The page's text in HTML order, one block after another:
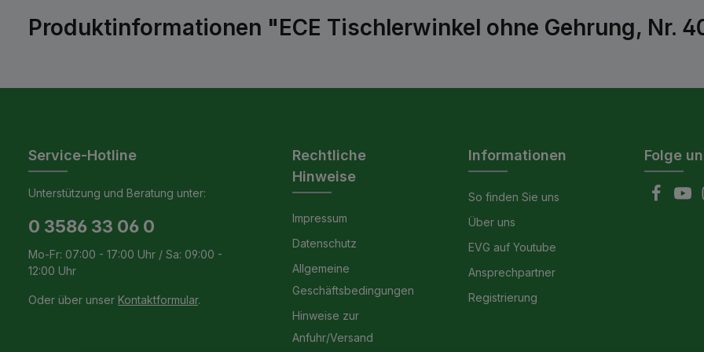
Produktinformationen "ECE Tischlerwinkel ohne Gehrung, Nr.
Service-Hotline
Unterstützung und Beratung unter:
0 3586 33 06 0
Mo-Fr: 07:00 - 17:00 Uhr / Sa: 09:00 -
12:00 Uhr
Oder über unser Kontaktformular.
Rechtliche
Hinweise
Impressum
Datenschutz
Allgemeine
Geschäftsbedingungen
Hinweise zur
Anfuhr/Versand
Informationen
So finden Sie uns
Über uns
EVG auf Youtube
Ansprechpartner
Registrierung
Folge